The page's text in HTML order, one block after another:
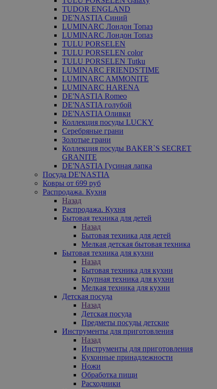
TUDOR ENGLAND
DE'NASTIA Синий
LUMINARC Лондон Топаз
LUMINARC Лондон Топаз
TULU PORSELEN
TULU PORSELEN color
TULU PORSELEN Tutku
LUMINARC FRIENDS'TIME
LUMINARC AMMONITE
LUMINARC HARENA
DE'NASTIA Romeo
DE'NASTIA голубой
DE'NASTIA Оливки
Коллекция посуды LUCKY
Серебряные грани
Золотые грани
Коллекция посуды BAKER`S SECRET
GRANITE
DE'NASTIA Гусиная лапка
Посуда DE'NASTIA
Ковры от 699 руб
Распродажа. Кухня
Назад
Распродажа. Кухня
Бытовая техника для детей
Назад
Бытовая техника для детей
Мелкая детская бытовая техника
Бытовая техника для кухни
Назад
Бытовая техника для кухни
Крупная техника для кухни
Мелкая техника для кухни
Детская посуда
Назад
Детская посуда
Предметы посуды детские
Инструменты для приготовления
Назад
Инструменты для приготовления
Кухонные принадлежности
Ножи
Обработка пищи
Расходники